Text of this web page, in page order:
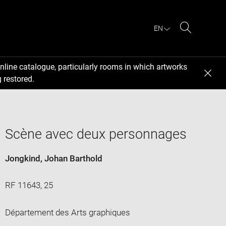
EN
catalogue, particularly rooms in which artworks
restored.
Scène avec deux personnages
Jongkind, Johan Barthold
RF 11643, 25
Département des Arts graphiques